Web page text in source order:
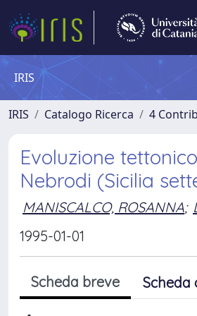
IRIS
IRIS Catalogo Ricerca 4
Evoluzione
Nebrodi (Sicilia
MANISCALCO, ROSANNA;
1995-01-01
Scheda breve Scheda